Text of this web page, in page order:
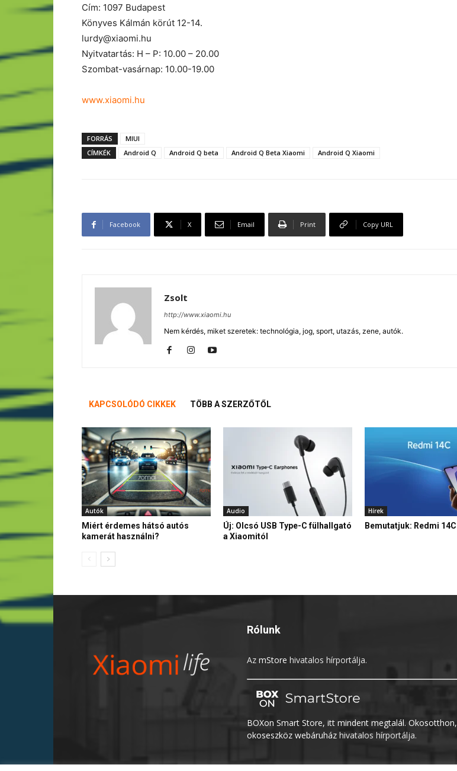
Cím: 1097 Budapest
Könyves Kálmán körút 12-14.
lurdy@xiaomi.hu
Nyitvatartás: H – P: 10.00 – 20.00
Szombat-vasárnap: 10.00-19.00
www.xiaomi.hu
FORRÁS
MIUI
CÍMKÉK
Android Q Android Q beta Android Q Beta Xiaomi Android Q Xiaomi
Facebook X Email Print Copy URL
Zsolt
http://www.xiaomi.hu
Nem kérdés, miket szeretek: technológia, jog, sport, utazás, zene, autók.
KAPCSOLÓDÓ CIKKEK TÖBB A SZERZŐTŐL
Autók
Miért érdemes hátsó autós
kamerát használni?
Audio
Új: Olcsó USB Type-C fülhallgató
a Xiaomitól
Hírek
Bemutatjuk: Redmi 14C
Rólunk
Az mStore hivatalos hírportálja.
BOXon Smart Store, itt mindent megtalál. Okosotthon,
okoseszköz webáruház hivatalos hírportálja.